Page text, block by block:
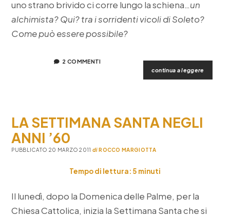
uno strano brivido ci corre lungo la schiena…un
alchimista? Qui? tra i sorridenti vicoli di Soleto?
Come può essere possibile?
continua a leggere
tafuri,
2 COMMENTI
LA SETTIMANA SANTA NEGLI
ANNI ’60
PUBBLICATO 20 MARZO 2011 diROCCO MARGIOTTA
Tempo di lettura: 5 minuti
Il lunedì, dopo la Domenica delle Palme, per la
Chiesa Cattolica, inizia la Settimana Santa che si